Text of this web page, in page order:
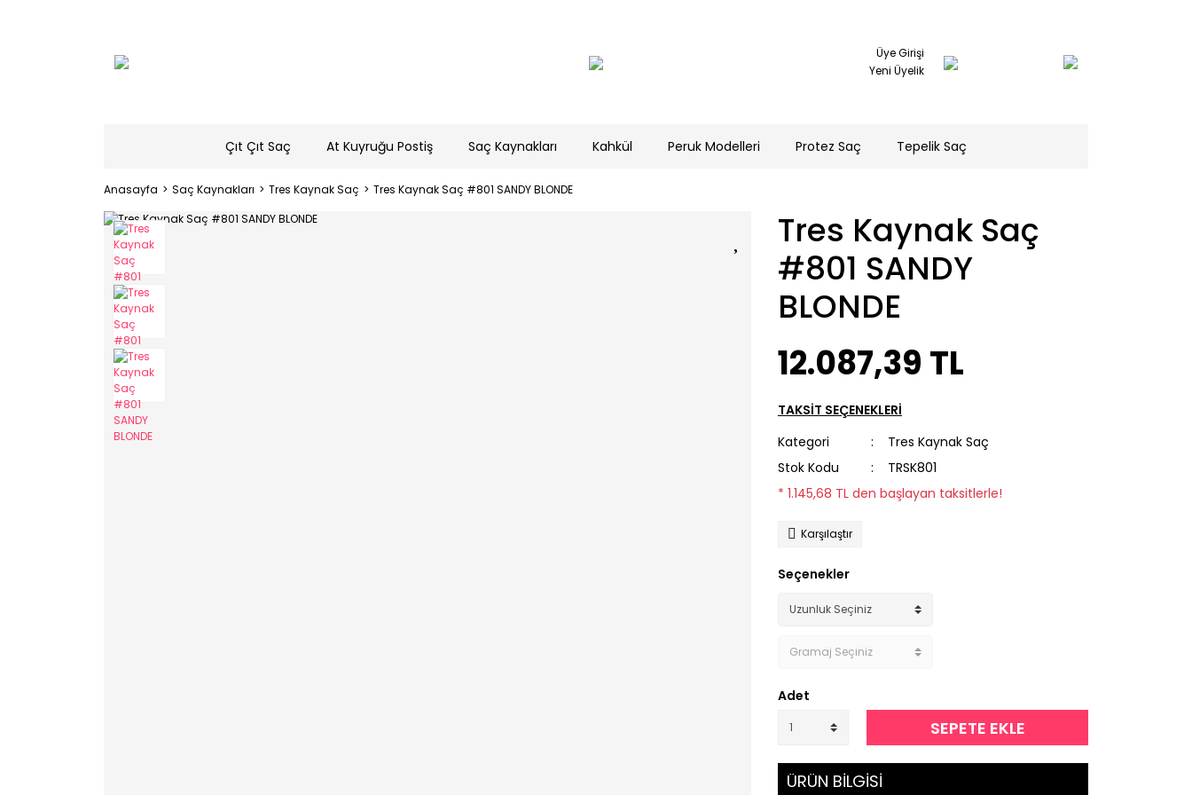
Üye Girişi
Yeni Üyelik
Çıt Çıt Saç At Kuyruğu Postiş Saç Kaynakları Kahkül Peruk Modelleri Protez Saç Tepelik Saç
Anasayfa Saç Kaynakları Tres Kaynak Saç Tres Kaynak Saç #801 SANDY BLONDE
Tres Kaynak Saç
#801 SANDY
BLONDE
12.087,39 TL
TAKSİT SEÇENEKLERİ
Kategori
Tres Kaynak Saç
Stok Kodu
TRSK801
* 1.145,68 TL den başlayan taksitlerle!
Karşılaştır
Seçenekler
Adet
SEPETE EKLE
ÜRÜN BİLGİSİ